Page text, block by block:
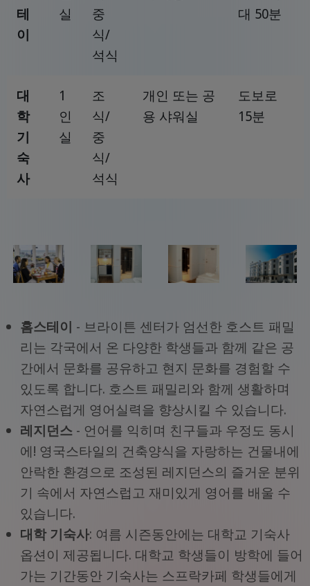
테
이
실
중
식/
석식
대 50분
대
학
기
숙
사
1
인
실
조
식/
중
식/
석식
개인 또는 공
용 샤워실
도보로
15분
홈스테이 - 브라이튼 센터가 엄선한 호스트 패밀
리는 각국에서 온 다양한 학생들과 함께 같은 공
간에서 문화를 공유하고 현지 문화를 경험할 수
있도록 합니다. 호스트 패밀리와 함께 생활하며
자연스럽게 영어실력을 향상시킬 수 있습니다.
레지던스- 언어를 익히며 친구들과 우정도 동시
에! 영국스타일의 건축양식을 자랑하는 건물내에
안락한 환경으로 조성된 레지던스의 즐거운 분위
기 속에서 자연스럽고 재미있게 영어를 배울 수
있습니다.
대학 기숙사: 여름 시즌동안에는 대학교 기숙사
옵션이 제공됩니다. 대학교 학생들이 방학에 들어
가는 기간동안 기숙사는 스프락카페 학생들에게